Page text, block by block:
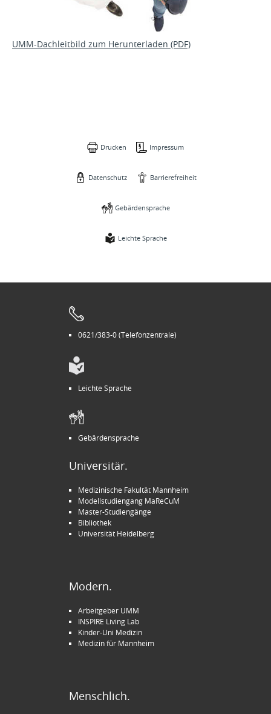
UMM-Dachleitbild zum Herunterladen (PDF)
Drucken Impressum
Datenschutz Barrierefreiheit
Gebärdensprache
Leichte Sprache
0621/383-0 (Telefonzentrale)
Leichte Sprache
Gebärdensprache
Universitär.
Medizinische Fakultät Mannheim
Modellstudiengang MaReCuM
Master-Studiengänge
Bibliothek
Universität Heidelberg
Modern.
Arbeitgeber UMM
INSPIRE Living Lab
Kinder-Uni Medizin
Medizin für Mannheim
Menschlich.